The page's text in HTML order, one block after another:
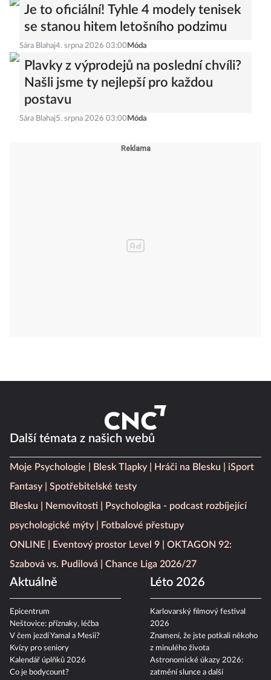
Je to oficiální! Tyhle 4 modely tenisek
se stanou hitem letošního podzimu
Sára Blahaj4. srpna 2026 03:00 Móda
Plavky z výprodejů na poslední chvíli?
Našli jsme ty nejlepší pro každou
postavu
Sára Blahaj5. srpna 2026 03:00 Móda
Další témata z našich webů
Moje Psychologie Blesk Tlapky Hráči na Blesku
iSport
Fantasy
Spotřebitelské testy
Blesku
Nemovitosti
Psychologika - podcast rozbíjející
psychologické mýty
Fotbalové přestupy
ONLINE
Eventový prostor Level 9
OKTAGON 92:
Szabová vs. Pudilová
Chance Liga 2026/27
Aktuálně
Epicentrum
Neštovice: příznaky, léčba
V čem jezdí Yamal a Mesii?
Kvízy pro seniory
Kalendář úplňků 2026
Co je bodycount?
Léto 2026
Karlovarský filmový festival
2026
Znamení, že jste potkali někoho
z minulého života
Astronomické úkazy 2026:
zatmění slunce a další